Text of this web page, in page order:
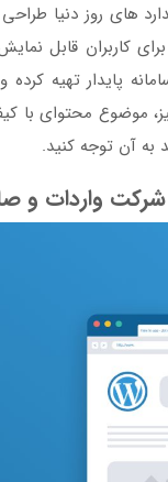
های روز دنیا
کاربران قابل
پایدار تهیه
موضوع محتوای با
به آن توجه کنید.
واردات و